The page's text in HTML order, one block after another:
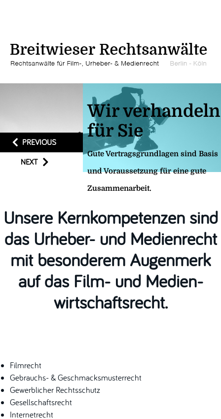
PREVIOUS
NEXT
Wir verhandeln
für Sie
Gute Vertragsgrundlagen sind Basis
und Voraussetzung für eine gute
Zusammenarbeit.
Unsere Kernkompetenzen sind
das Urheber- und Medienrecht
mit besonderem Augenmerk
auf das Film- und Medien­
wirtschaftsrecht.
Filmrecht
Gebrauchs- & Geschmacksmusterrecht
Gewerblicher Rechtsschutz
Gesellschaftsrecht
Internetrecht